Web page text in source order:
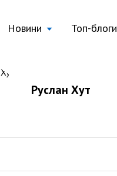
Новини Топ-блоги
Руслан Хут